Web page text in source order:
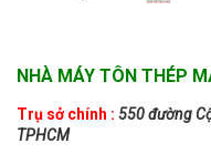
NHÀ MÁY TÔN THÉP
Trụ sở chính : 550 đường
TPHCM